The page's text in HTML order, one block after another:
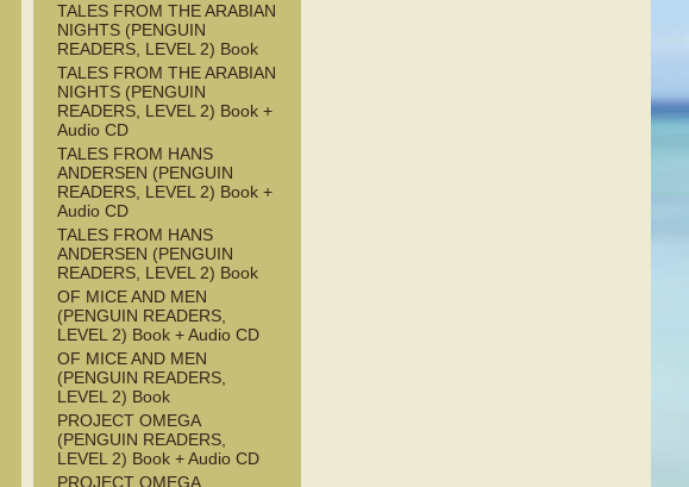
TALES FROM THE ARABIAN
NIGHTS (PENGUIN
READERS, LEVEL 2) Book
TALES FROM THE ARABIAN
NIGHTS (PENGUIN
READERS, LEVEL 2) Book +
Audio CD
TALES FROM HANS
ANDERSEN (PENGUIN
READERS, LEVEL 2) Book +
Audio CD
TALES FROM HANS
ANDERSEN (PENGUIN
READERS, LEVEL 2) Book
OF MICE AND MEN
(PENGUIN READERS,
LEVEL 2) Book + Audio CD
OF MICE AND MEN
(PENGUIN READERS,
LEVEL 2) Book
PROJECT OMEGA
(PENGUIN READERS,
LEVEL 2) Book + Audio CD
PROJECT OMEGA